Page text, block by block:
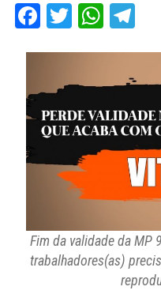
Facebook
Twitter
Fim da validade da MP
trabalhadores(as)